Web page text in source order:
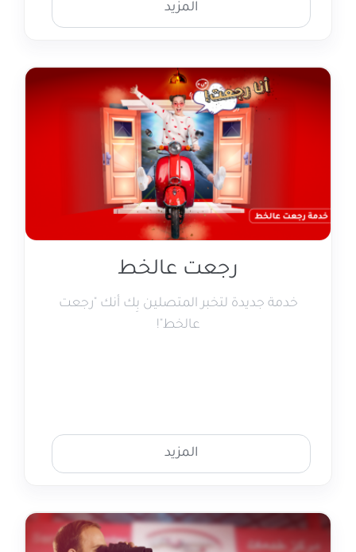
المزيد
رجعت عالخط
خدمة جديدة لتخبر المتصلين بِك أنك "رجعت
عالخط"!
المزيد